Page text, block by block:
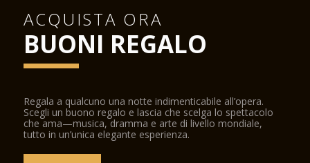
ACQUISTA ORA
BUONI REGALO
Regala a qualcuno una notte indimenticabile all’opera.
Scegli un buono regalo e lascia che scelga lo spettacolo
che ama—musica, dramma e arte di livello mondiale,
tutto in un’unica elegante esperienza.